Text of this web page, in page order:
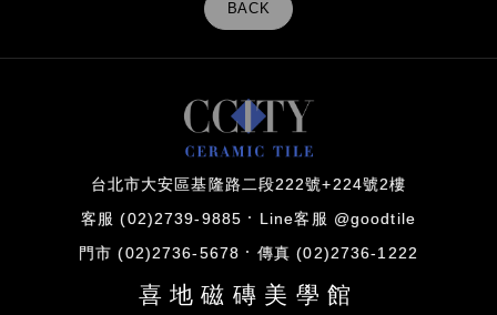
BACK
台北市大安區基隆路二段222號+224號2樓
客服 (02)2739-9885 Line客服 @goodtile
門市 (02)2736-5678 傳真 (02)2736-1222
喜地磁磚美學館